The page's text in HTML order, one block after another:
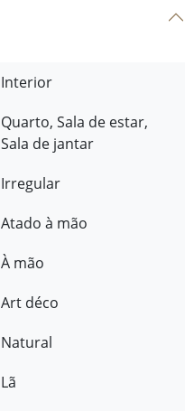
Interior
Quarto, Sala de estar,
Sala de jantar
Irregular
Atado à mão
À mão
Art déco
Natural
Lã